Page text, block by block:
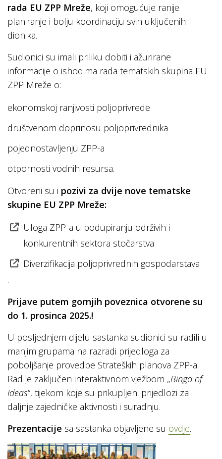
rada EU ZPP Mreže, koji omogućuje ranije
planiranje i bolju koordinaciju svih uključenih
dionika.
Sudionici su imali priliku dobiti i ažurirane
informacije o ishodima rada tematskih skupina EU
ZPP Mreže o:
ekonomskoj ranjivosti poljoprivrede
društvenom doprinosu poljoprivrednika
pojednostavljenju ZPP-a
otpornosti vodnih resursa.
Otvoreni su i pozivi za dvije nove tematske
skupine EU ZPP Mreže:
Uloga ZPP-a u podupiranju održivih i
konkurentnih sektora stočarstva
Diverzifikacija poljoprivrednih gospodarstava
.
Prijave putem gornjih poveznica otvorene su
do 1. prosinca 2025.!
U posljednjem dijelu sastanka sudionici su radili u
manjim grupama na razradi prijedloga za
poboljšanje provedbe Strateških planova ZPP-a.
Rad je zaključen interaktivnom vježbom „Bingo of
Ideas“, tijekom koje su prikupljeni prijedlozi za
daljnje zajedničke aktivnosti i suradnju.
Prezentacije sa sastanka objavljene su ovdje.